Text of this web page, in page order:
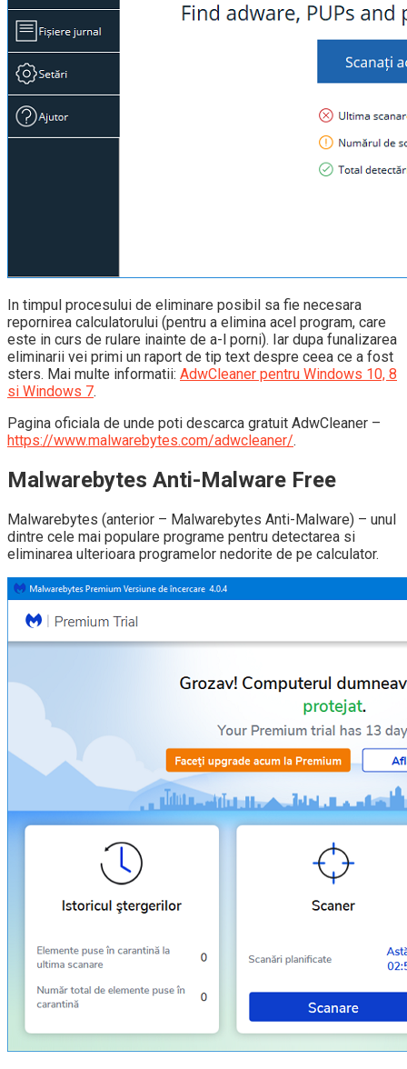
In timpul procesului de eliminare posibil sa fie necesara
repornirea calculatorului (pentru a elimina acel program, care
este in curs de rulare inainte de a-l porni). Iar dupa funalizarea
eliminarii vei primi un raport de tip text despre ceea ce a fost
sters. Mai multe informatii: AdwCleaner pentru Windows 10, 8
si Windows 7.
Pagina oficiala de unde poti descarca gratuit AdwCleaner –
https://www.malwarebytes.com/adwcleaner/.
Malwarebytes Anti-Malware Free
Malwarebytes (anterior – Malwarebytes Anti-Malware) – unul
dintre cele mai populare programe pentru detectarea si
eliminarea ulterioara programelor nedorite de pe calculator.